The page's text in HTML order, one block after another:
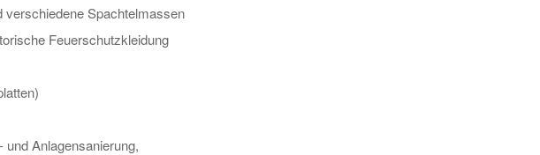
Spachtelmassen
Feuerschutzkleidung
Anlagensanierung,